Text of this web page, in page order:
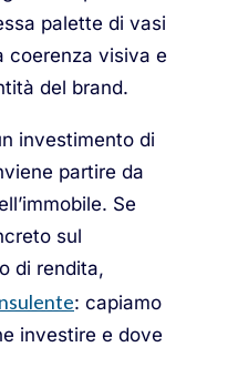
palette di vasi
coerenza visiva e
del brand.
investimento di
partire da
Se
sul
di rendita,
: capiamo
investire e dove